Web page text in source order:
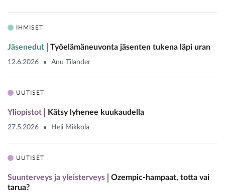
IHMISET
Jäsenedut Työelämäneuvonta jäsenten tukena läpi uran
12.6.2026 Anu Tilander
UUTISET
Yliopistot Kätsy lyhenee kuukaudella
27.5.2026 Heli Mikkola
UUTISET
Suunterveys ja yleisterveys
Ozempic-hampaat, totta vai
tarua?